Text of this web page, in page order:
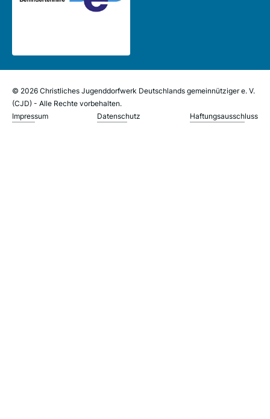
© 2026 Christliches Jugenddorfwerk Deutschlands gemeinnütziger e. V.
(CJD) - Alle Rechte vorbehalten.
Impressum
Datenschutz Haftungsausschluss